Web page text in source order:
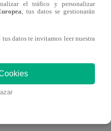
nacional contestaron
hiciste brujería al
tu relación con Andy
Andy V?
el tráfico y personalizar
, tus datos se gestionarán
datos te invitamos leer nuestra